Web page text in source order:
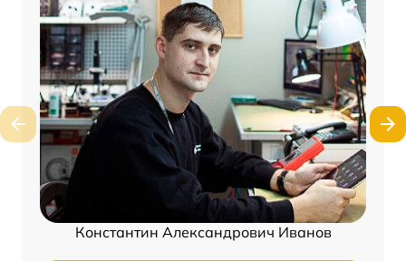
Константин Александрович Иванов